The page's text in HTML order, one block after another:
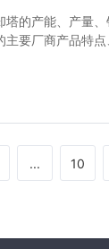
的产能、产量
要厂商产品特
... 10